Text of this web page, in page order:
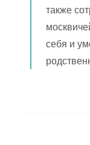
также
себя и